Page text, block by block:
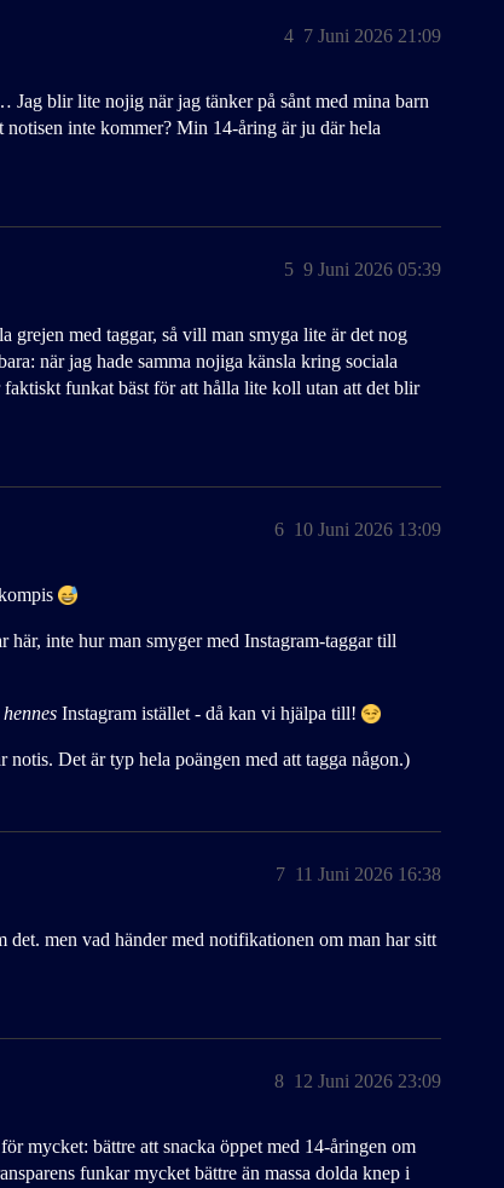
7 Juni 2026 21:09
4
blir lite nojig när jag tänker på sånt med mina barn
notisen inte kommer? Min 14-åring är ju där hela
9 Juni 2026 05:39
5
grejen med taggar, så vill man smyga lite är det nog
när jag hade samma nojiga känsla kring sociala
faktiskt funkat bäst för att hålla lite koll utan att det blir
10 Juni 2026 13:09
6
inte hur man smyger med Instagram-taggar till
hennes Instagram istället - då kan vi hjälpa till!
notis. Det är typ hela poängen med att tagga någon.)
11 Juni 2026 16:38
7
men vad händer med notifikationen om man har sitt
12 Juni 2026 23:09
8
mycket: bättre att snacka öppet med 14-åringen om
funkar mycket bättre än massa dolda knep i